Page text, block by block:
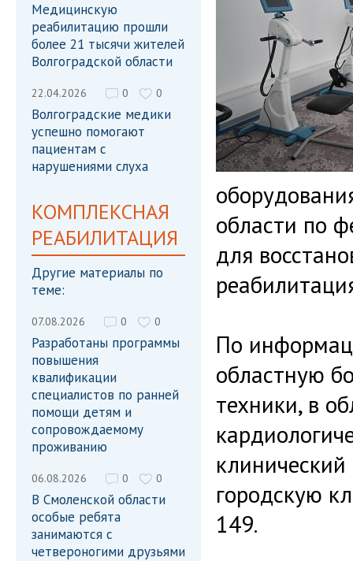
Медицинскую
реабилитацию прошли
более 21 тысячи жителей
Волгоградской области
22.04.2026 0 0
Волгоградские медики
успешно помогают
пациентам с
нарушениями слуха
КОМПЛЕКСНАЯ
РЕАБИЛИТАЦИЯ
Другие материалы по
теме:
07.08.2026 0 0
Разработаны программы
повышения
квалификации
специалистов по ранней
помощи детям и
сопровождаемому
проживанию
06.08.2026 0 0
В Смоленской области
особые ребята
занимаются с
четвероногими друзьями
области по
для
По
областную
техники, в
городскую
149.